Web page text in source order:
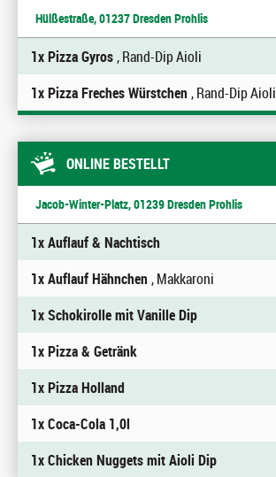
Hülßestraße, 01237 Dresden Prohlis
1x Pizza Gyros, Rand-Dip Aioli
1x Pizza Freches Würstchen, Rand-Dip Aioli
ONLINE BESTELLT
Jacob-Winter-Platz, 01239 Dresden Prohlis
1x Auflauf & Nachtisch
1x Auflauf Hähnchen, Makkaroni
1x Schokirolle mit Vanille Dip
1x Pizza & Getränk
1x Pizza Holland
1x Coca-Cola 1,0l
1x Chicken Nuggets mit Aioli Dip